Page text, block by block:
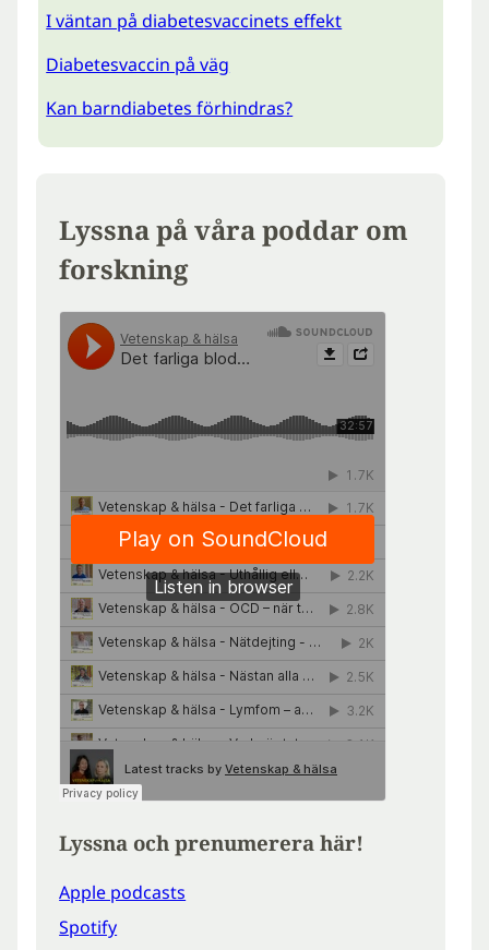
I väntan på diabetesvaccinets effekt
Diabetesvaccin på väg
Kan barndiabetes förhindras?
Lyssna på våra poddar om
forskning
Lyssna och prenumerera här!
Apple podcasts
Spotify